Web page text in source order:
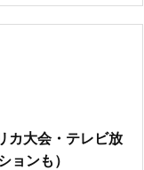
カ大会・テレビ放
ョンも）